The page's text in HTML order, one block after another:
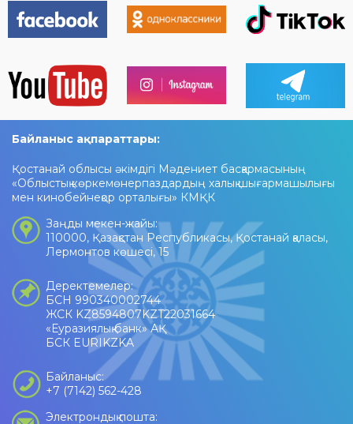
Байланыс ақпараттары:
Қостанай облысы әкімдігі Мәдениет басқармасының
«Облыстық көркемөнерпаздардың халық шығармашылығы
мен кинобейнеқор орталығы» КМҚК
Заңды мекен-жайы:
110000, Қазақстан Республикасы, Қостанай қаласы,
Лермонтов көшесі, 15
Деректемелер:
БСН 990340002744
ЖСК KZ8594807KZT22031664
«Еуразиялық банк» АҚ
БСК EURIKZKA
Байланыс:
+7 (7142) 562-428
Электрондық пошта: